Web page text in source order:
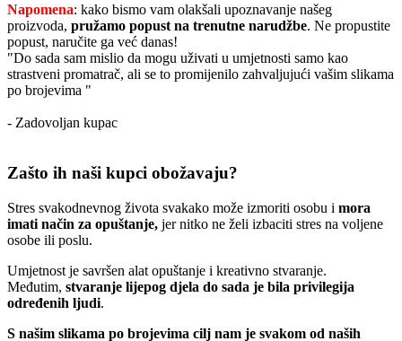
Napomena: kako bismo vam olakšali upoznavanje našeg
proizvoda, pružamo popust na trenutne narudžbe. Ne propustite
popust, naručite ga već danas!
"Do sada sam mislio da mogu uživati u umjetnosti samo kao
strastveni promatrač, ali se to promijenilo zahvaljujući vašim slikama
po brojevima "
- Zadovoljan kupac
Zašto ih naši kupci obožavaju?
Stres svakodnevnog života svakako može izmoriti osobu i mora
imati način za opuštanje, jer nitko ne želi izbaciti stres na voljene
osobe ili poslu.
Umjetnost je savršen alat opuštanje i kreativno stvaranje.
Međutim, stvaranje lijepog djela do sada je bila privilegija
određenih ljudi.
S našim slikama po brojevima cilj nam je svakom od naših